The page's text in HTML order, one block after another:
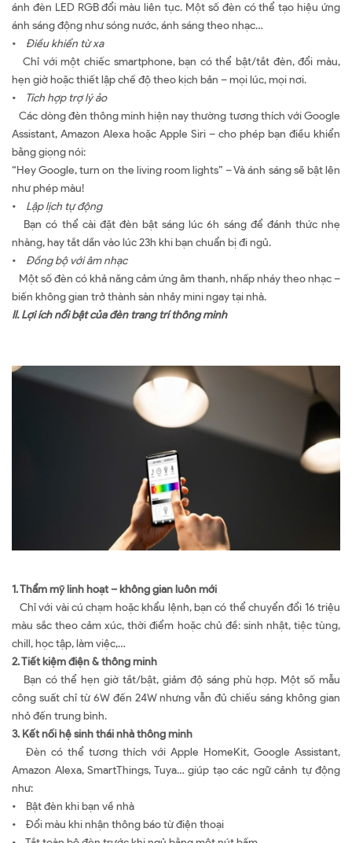
ánh đèn LED RGB đổi màu liên tục. Một số đèn có thể tạo hiệu ứng
ánh sáng động như sóng nước, ánh sáng theo nhạc…
•
Điều khiển từ xa
Chỉ với một chiếc smartphone, bạn có thể bật/tắt đèn, đổi màu,
hẹn giờ hoặc thiết lập chế độ theo kịch bản – mọi lúc, mọi nơi.
•
Tích hợp trợ lý ảo
Các dòng đèn thông minh hiện nay thường tương thích với Google
Assistant, Amazon Alexa hoặc Apple Siri – cho phép bạn điều khiển
bằng giọng nói:
“Hey Google, turn on the living room lights” – Và ánh sáng sẽ bật lên
như phép màu!
•
Lập lịch tự động
Bạn có thể cài đặt đèn bật sáng lúc 6h sáng để đánh thức nhẹ
nhàng, hay tắt dần vào lúc 23h khi bạn chuẩn bị đi ngủ.
• Đồng bộ với âm nhạc
Một số đèn có khả năng cảm ứng âm thanh, nhấp nháy theo nhạc –
biến không gian trở thành sàn nhảy mini ngay tại nhà.
II.Lợiích nổi bật của đèn trang trí thông minh
1. Thẩm mỹ linh hoạt – không gian luôn mới
Chỉ với vài cú chạm hoặc khẩu lệnh, bạn có thể chuyển đổi 16 triệu
màu sắc theo cảm xúc, thời điểm hoặc chủ đề: sinh nhật, tiệc tùng,
chill, học tập, làm việc,…
2. Tiết kiệm điện & thông minh
Bạn có thể hẹn giờ tắt/bật, giảm độ sáng phù hợp. Một số mẫu
công suất chỉ từ 6W đến 24W nhưng vẫn đủ chiếu sáng không gian
nhỏ đến trung bình.
3. Kết nối hệ sinh thái nhà thông minh
Đèn có thể tương thích với Apple HomeKit, Google Assistant,
Amazon Alexa, SmartThings, Tuya… giúp tạo các ngữ cảnh tự động
như:
• Bật đèn khi bạn về nhà
• Đổi màu khi nhận thông báo từ điện thoại